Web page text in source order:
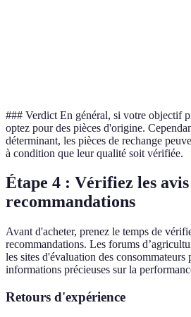
### Verdict En général, si votre objectif
optez pour des pièces d'origine.
déterminant, les pièces de rechange
à condition que leur qualité soit vérifiée.
Étape 4 : Vérifiez les avis
recommandations
Avant d'acheter, prenez le temps de
recommandations. Les forums
les sites d'évaluation des
informations précieuses sur la
Retours d'expérience